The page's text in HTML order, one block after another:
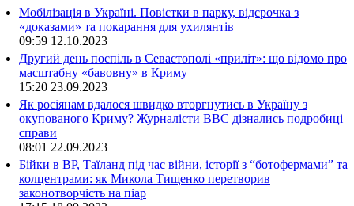
Мобілізація в Україні. Повістки в парку, відсрочка з
«доказами» та покарання для ухилянтів
09:59 12.10.2023
Другий день поспіль в Севастополі «приліт»: що відомо про
масштабну «бавовну» в Криму
15:20 23.09.2023
Як росіянам вдалося швидко вторгнутись в Україну з
окупованого Криму? Журналісти ВВС дізнались подробиці
справи
08:01 22.09.2023
Бійки в ВР, Таїланд під час війни, історії з “ботофермами” та
колцентрами: як Микола Тищенко перетворив
законотворчість на піар